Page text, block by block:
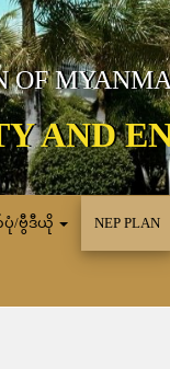
OF
AND
ပုံ/ဗွီဒီယို NEP PLAN